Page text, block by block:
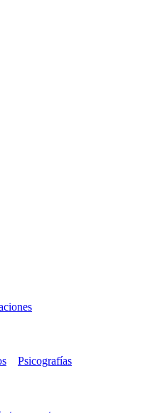
Psicografías